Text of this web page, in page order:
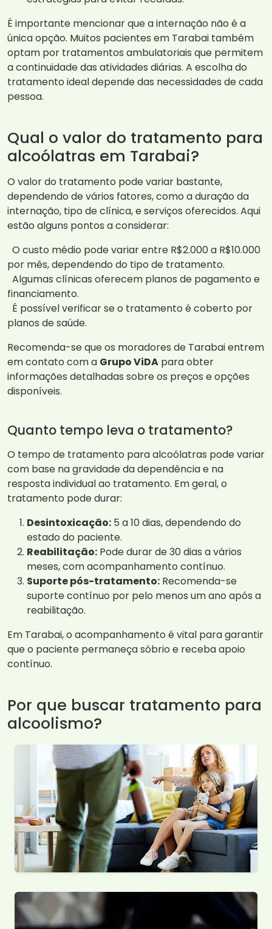
É importante mencionar que a internação não é a
única opção. Muitos pacientes em Tarabai também
optam por tratamentos ambulatoriais que permitem
a continuidade das atividades diárias. A escolha do
tratamento ideal depende das necessidades de cada
pessoa.
Qual o valor do tratamento para
alcoólatras em Tarabai?
O valor do tratamento pode variar bastante,
dependendo de vários fatores, como a duração da
internação, tipo de clínica, e serviços oferecidos. Aqui
estão alguns pontos a considerar:
O custo médio pode variar entre R$2.000 a R$10.000
por mês, dependendo do tipo de tratamento.
Algumas clínicas oferecem planos de pagamento e
financiamento.
É possível verificar se o tratamento é coberto por
planos de saúde.
Recomenda-se que os moradores de Tarabai entrem
em contato com a Grupo ViDA para obter
informações detalhadas sobre os preços e opções
disponíveis.
Quanto tempo leva o tratamento?
O tempo de tratamento para alcoólatras pode variar
com base na gravidade da dependência e na
resposta individual ao tratamento. Em geral, o
tratamento pode durar:
Desintoxicação: 5 a 10 dias, dependendo do
estado do paciente.
Reabilitação: Pode durar de 30 dias a vários
meses, com acompanhamento contínuo.
Suporte pós-tratamento: Recomenda-se
suporte contínuo por pelo menos um ano após a
reabilitação.
Em Tarabai, o acompanhamento é vital para garantir
que o paciente permaneça sóbrio e receba apoio
contínuo.
Por que buscar tratamento para
alcoolismo?